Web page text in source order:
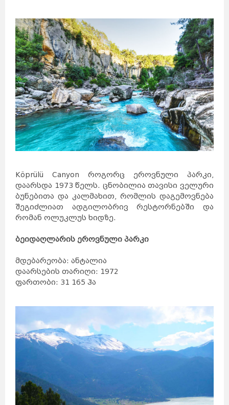
Köprülü Canyon როგორც ეროვნული პარკი,
დაარსდა 1973 წელს. ცნობილია თავისი ველური
ბუნებითა და კალმახით, რომლის დაგემოვნება
შეგიძლიათ ადგილობრივ რესტორნებში და
რომან ოლუკლუს ხიდზე.
ბეიდაღლარის ეროვნული პარკი
მდებარეობა: ანტალია
დაარსების თარიღი: 1972
ფართობი: 31 165 ჰა